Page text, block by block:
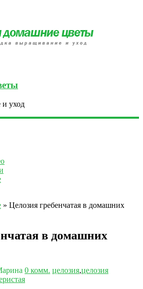
уход
» Целозия гребенчатая в домашних
в домашних
0 комм. целозия,целозия